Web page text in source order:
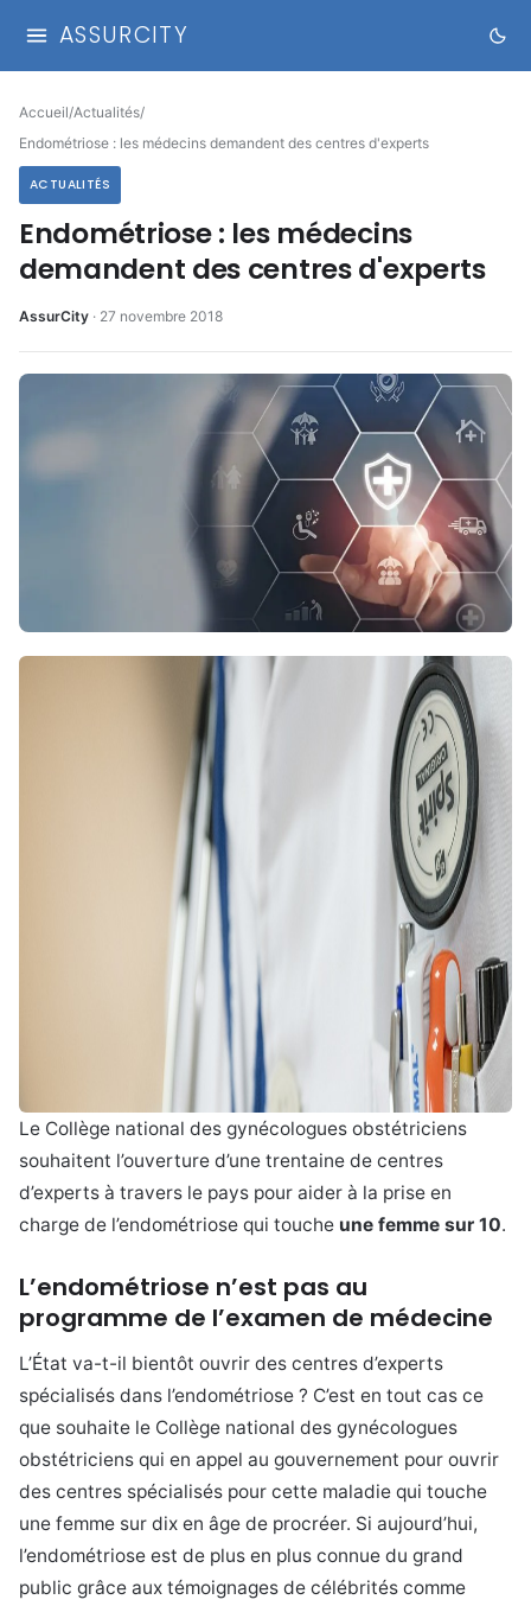
ASSURCITY
Accueil/Actualités/
Endométriose : les médecins demandent des centres d'experts
ACTUALITÉS
Endométriose : les médecins
demandent des centres d'experts
AssurCity · 27 novembre 2018
Le Collège national des gynécologues obstétriciens
souhaitent l’ouverture d’une trentaine de centres
d’experts à travers le pays pour aider à la prise en
charge de l’endométriose qui touche une femme sur 10.
L’endométriose n’est pas au
programme de l’examen de médecine
L’État va-t-il bientôt ouvrir des centres d’experts
spécialisés dans l’endométriose ? C’est en tout cas ce
que souhaite le Collège national des gynécologues
obstétriciens qui en appel au gouvernement pour ouvrir
des centres spécialisés pour cette maladie qui touche
une femme sur dix en âge de procréer. Si aujourd’hui,
l’endométriose est de plus en plus connue du grand
public grâce aux témoignages de célébrités comme